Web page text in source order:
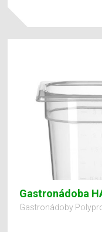
Gastronádoba
Gastronádoby